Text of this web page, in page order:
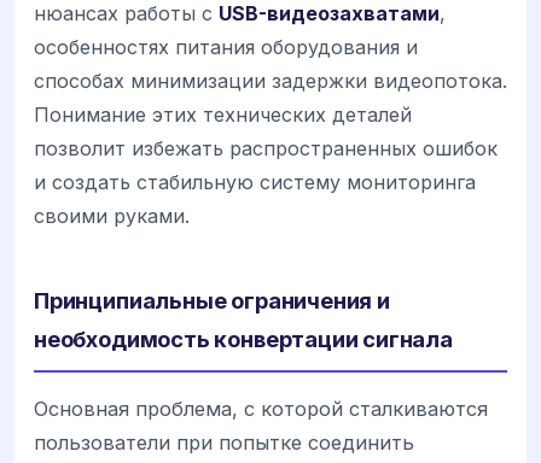
нюансах работы с USB-видеозахватами,
особенностях питания оборудования и
способах минимизации задержки видеопотока.
Понимание этих технических деталей
позволит избежать распространенных ошибок
и создать стабильную систему мониторинга
своими руками.
Принципиальные ограничения и
необходимость конвертации сигнала
Основная проблема, с которой сталкиваются
пользователи при попытке соединить